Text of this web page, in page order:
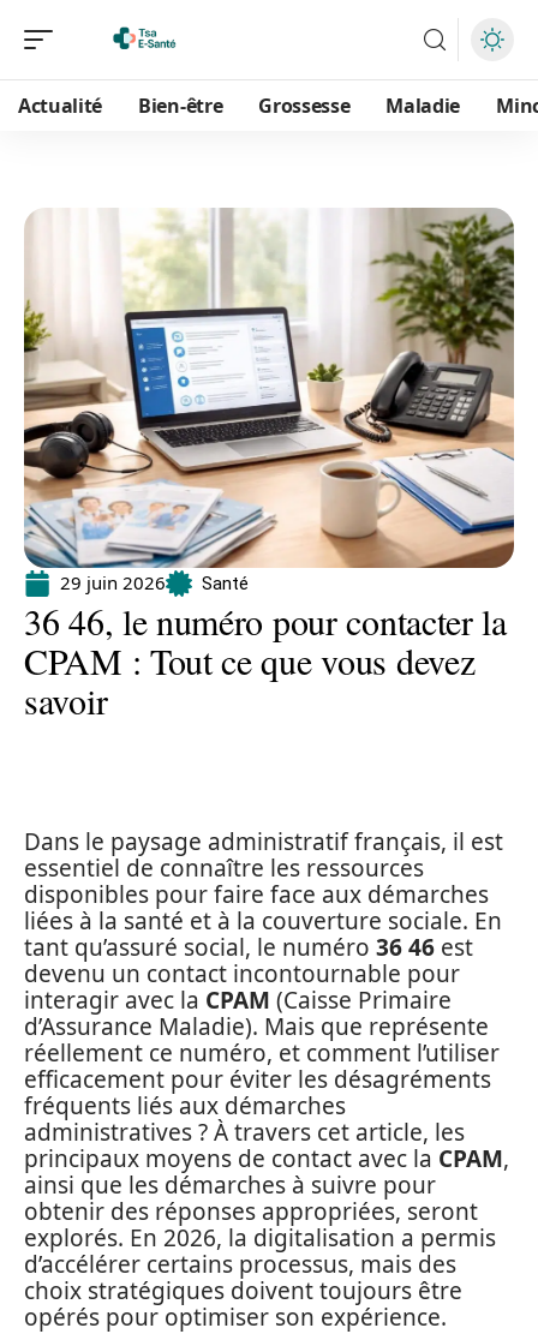
Actualité Bien-être Grossesse Maladie
29 juin 2026 Santé
36 46, le numéro pour contacter la
CPAM : Tout ce que vous devez
savoir
Dans le paysage administratif français, il est
essentiel de connaître les ressources
disponibles pour faire face aux démarches
liées à la santé et à la couverture sociale. En
tant qu’assuré social, le numéro 36 46 est
devenu un contact incontournable pour
interagir avec la CPAM (Caisse Primaire
d’Assurance Maladie). Mais que représente
réellement ce numéro, et comment l’utiliser
efficacement pour éviter les désagréments
fréquents liés aux démarches
administratives ? À travers cet article, les
principaux moyens de contact avec la CPAM,
ainsi que les démarches à suivre pour
obtenir des réponses appropriées, seront
explorés. En 2026, la digitalisation a permis
d’accélérer certains processus, mais des
choix stratégiques doivent toujours être
opérés pour optimiser son expérience.